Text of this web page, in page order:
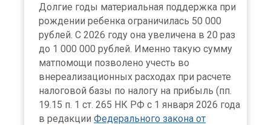
Долгие годы материальная поддержка при
рождении ребенка ограничилась 50 000
рублей. С 2026 году она увеличена в 20 раз
до 1 000 000 рублей. Именно такую сумму
матпомощи позволено учесть во
внереализационных расходах при расчете
налоговой базы по налогу на прибыль (пп.
19.15 п. 1 ст. 265 НК РФ с 1 января 2026 года
в редакции Федерального закона от